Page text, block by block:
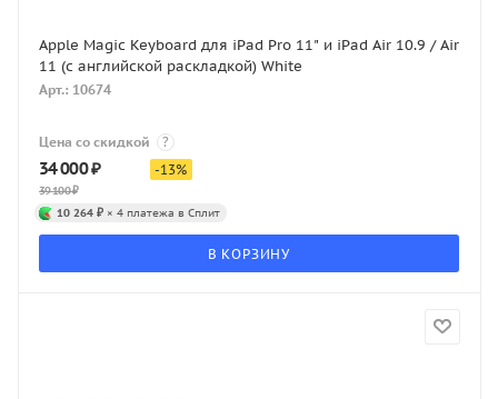
Apple Magic Keyboard для iPad Pro 11" и iPad Air 10.9 / Air
11 (с английской раскладкой) White
Арт.: 10674
Цена со скидкой ?
34 000₽
39 100₽
-13%
10 264 ₽ × 4 платежа в Сплит
В КОРЗИНУ